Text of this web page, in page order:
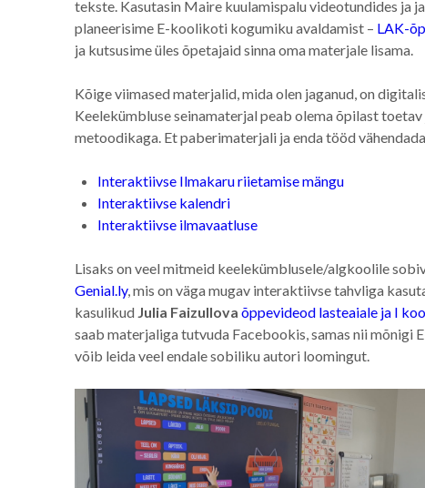
tekste. Kasutasin Maire kuulamispalu videotundides ja
planeerisime E-koolikoti kogumiku avaldamist – LAK-
ja kutsusime üles õpetajaid sinna oma materjale lisama.
Kõige viimased materjalid, mida olen jaganud, on
Keelekümbluse seinamaterjal peab olema õpilast
metoodikaga. Et paberimaterjali ja enda tööd
Interaktiivse Ilmakaru riietamise mängu
Interaktiivse kalendri
Interaktiivse ilmavaatluse
Lisaks on veel mitmeid keelekümblusele/algkoolile
Genial.ly, mis on väga mugav interaktiivse tahvliga
kasulikud Julia Faizullova õppevideod lasteaiale ja I
saab materjaliga tutvuda Facebookis, samas nii
võib leida veel endale sobiliku autori loomingut.